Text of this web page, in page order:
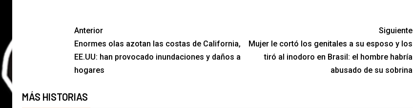
Anterior
Enormes olas azotan las costas de California,
EE.UU: han provocado inundaciones y daños a
hogares
Siguiente
Mujer le cortó los genitales a su esposo y los
tiró al inodoro en Brasil: el hombre habría
abusado de su sobrina
MÁS HISTORIAS